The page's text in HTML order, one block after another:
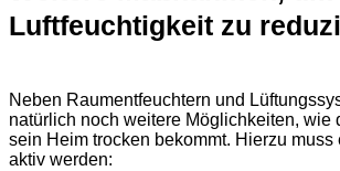
Luftfeuchtigkeit zu
Neben Raumentfeuchtern und
natürlich noch weitere Möglichkeiten, wie
sein Heim trocken bekommt. Hierzu
aktiv werden: